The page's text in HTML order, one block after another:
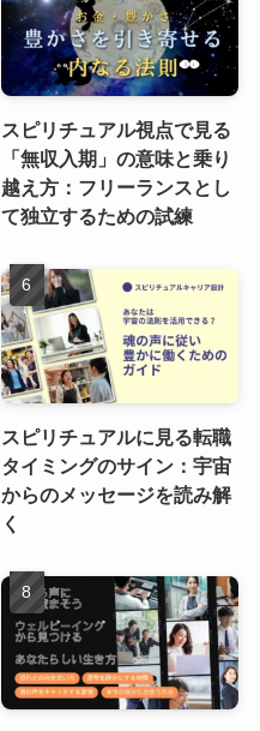
スピリチュアル視点で見る
「無収入期」の意味と乗り
越え方：フリーランスとし
て独立するための試練
スピリチュアルに見る転職
タイミングのサイン：宇宙
からのメッセージを読み解
く